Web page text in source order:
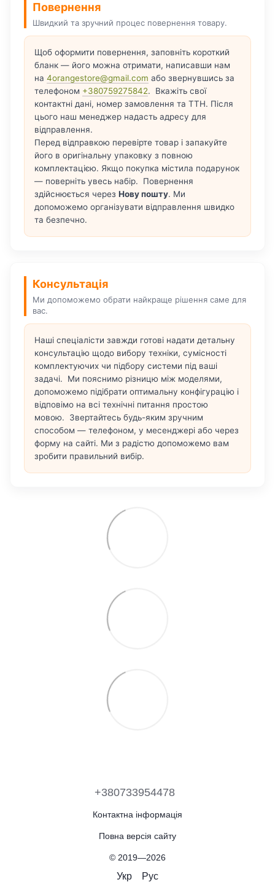
Повернення
Швидкий та зручний процес повернення товару.
Щоб оформити повернення, заповніть короткий
бланк — його можна отримати, написавши нам
на 4orangestore@gmail.com або звернувшись за
телефоном +380759275842. Вкажіть свої
контактні дані, номер замовлення та ТТН. Після
цього наш менеджер надасть адресу для
відправлення.
Перед відправкою перевірте товар і запакуйте
його в оригінальну упаковку з повною
комплектацією. Якщо покупка містила подарунок
— поверніть увесь набір. Повернення
здійснюється через Нову пошту. Ми
допоможемо організувати відправлення швидко
та безпечно.
Консультація
Ми допоможемо обрати найкраще рішення саме для
вас.
Наші спеціалісти завжди готові надати детальну
консультацію щодо вибору техніки, сумісності
комплектуючих чи підбору системи під ваші
задачі. Ми пояснимо різницю між моделями,
допоможемо підібрати оптимальну конфігурацію і
відповімо на всі технічні питання простою
мовою. Звертайтесь будь-яким зручним
способом — телефоном, у месенджері або через
форму на сайті. Ми з радістю допоможемо вам
зробити правильний вибір.
+380733954478
Контактна інформація
Повна версія сайту
© 2019—2026
Укр Рус